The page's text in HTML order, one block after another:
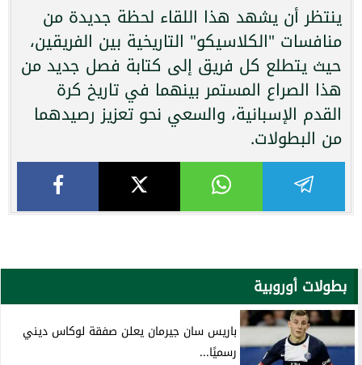
ينتظر أن يشهد هذا اللقاء لحظة جديدة من
منافسات "الكلاسيكو" التاريخية بين الفريقين،
حيث يتطلع كل فريق إلى كتابة فصل جديد من
هذا الصراع المستمر بينهما في تاريخ كرة
القدم الإسبانية، والسعي نحو تعزيز رصيدهما
من البطولات.
بطولات أوروبية
باريس سان جيرمان يعلن صفقة لوكاس ديني
رسميًا...